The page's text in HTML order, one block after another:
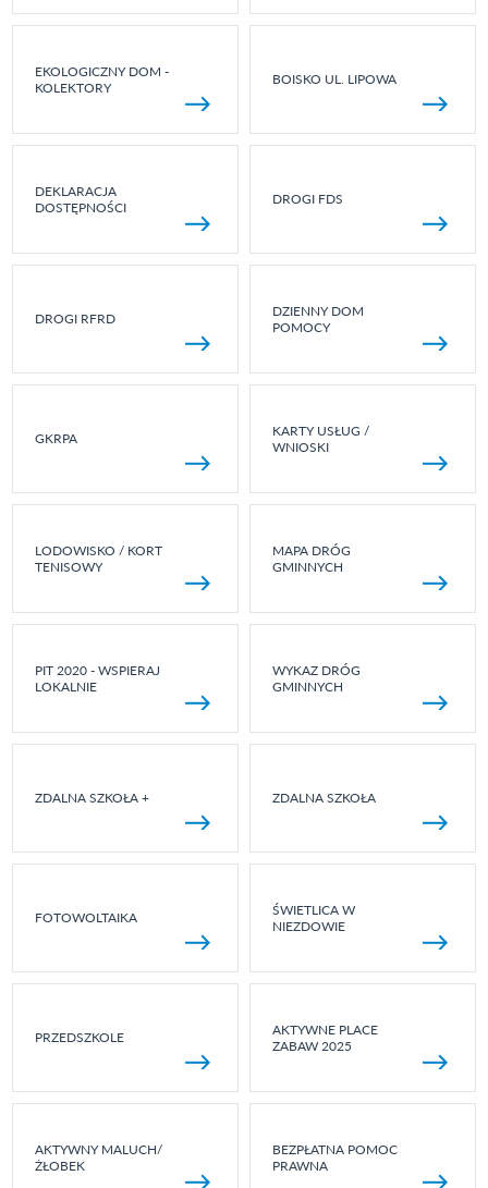
EKOLOGICZNY DOM -
KOLEKTORY
BOISKO UL. LIPOWA
DEKLARACJA
DOSTĘPNOŚCI
DROGI FDS
DROGI RFRD
DZIENNY DOM
POMOCY
GKRPA
KARTY USŁUG /
WNIOSKI
LODOWISKO / KORT
TENISOWY
MAPA DRÓG
GMINNYCH
PIT 2020 - WSPIERAJ
LOKALNIE
WYKAZ DRÓG
GMINNYCH
ZDALNA SZKOŁA + ZDALNA SZKOŁA
FOTOWOLTAIKA
ŚWIETLICA W
NIEZDOWIE
PRZEDSZKOLE
AKTYWNE PLACE
ZABAW 2025
AKTYWNY MALUCH/
ŻŁOBEK
BEZPŁATNA POMOC
PRAWNA